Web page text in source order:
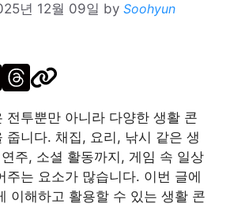
년 12월 09일 by Soohyun
전투뿐만 아니라 다양한 생활 콘
줍니다. 채집, 요리, 낚시 같은 생
주, 소셜 활동까지, 게임 속 일상
주는 요소가 많습니다. 이번 글에
이해하고 활용할 수 있는 생활 콘